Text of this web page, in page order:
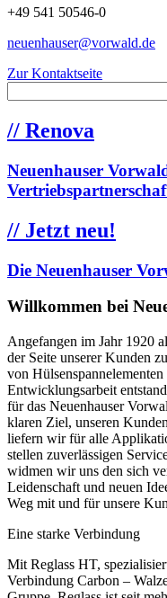
+49 541 50546-0
neuenhauser@vorwald.de
Zur Kontaktseite
// Renova
Neuenhauser
// Jetzt neu!
Die Neuenhauser
Willkommen bei
Angefangen im Jahr 1920
der Seite unserer Kunden
von
Entwicklungsarbeit
für das Neuenhauser
klaren Ziel, unseren
liefern wir für alle
stellen zuverlässigen
widmen wir uns den sich
Leidenschaft und neuen
Weg mit und für unsere
Eine starke Verbindung
Mit Reglass HT,
Verbindung Carbon –